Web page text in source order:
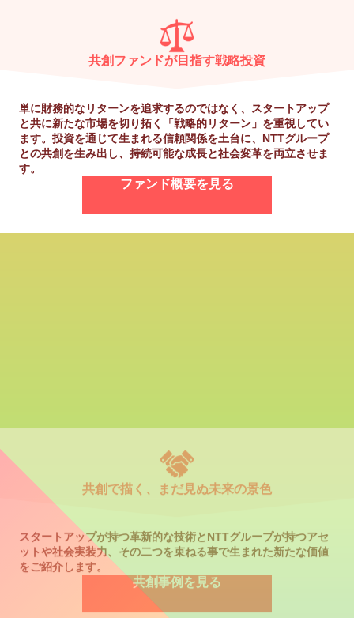
共創ファンドが目指す戦略投資
単に財務的なリターンを追求するのではなく、スタートアップ
と共に新たな市場を切り拓く「戦略的リターン」を重視してい
ます。投資を通じて生まれる信頼関係を土台に、NTTグループ
との共創を生み出し、持続可能な成長と社会変革を両立させま
す。
ファンド概要を見る